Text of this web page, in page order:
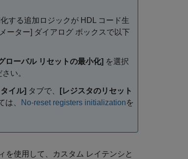
する追加ロジックが HDL コード生
ーター] ダイアログ ボックスで以下
ローバル リセットの最小化] を選択
い。
イル] タブで、
[レジスタのリセット
は、 No-reset registers initializationを
を使用して、カスタム レイテンシと